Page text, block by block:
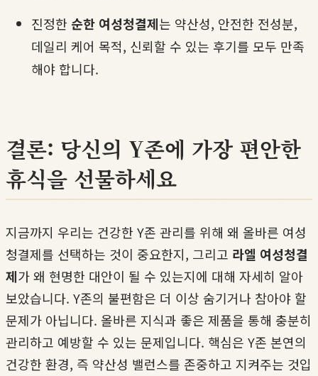
진정한 순한 여성청결제는 약산성, 안전한 전성분,
데일리 케어 목적, 신뢰할 수 있는 후기를 모두 만족
해야 합니다.
결론: 당신의 Y존에 가장 편안한
휴식을 선물하세요
지금까지 우리는 건강한 Y존 관리를 위해 왜 올바른 여성
청결제를 선택하는 것이 중요한지, 그리고 라엘 여성청결
제가 왜 현명한 대안이 될 수 있는지에 대해 자세히 알아
보았습니다. Y존의 불편함은 더 이상 숨기거나 참아야 할
문제가 아닙니다. 올바른 지식과 좋은 제품을 통해 충분히
관리하고 예방할 수 있는 문제입니다. 핵심은 Y존 본연의
건강한 환경, 즉 약산성 밸런스를 존중하고 지켜주는 것입